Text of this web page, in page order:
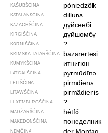
KAŠUBŠĆINA pòniedzôłk
KATALANŠĆINA dilluns
KAZACHŠĆINA дүйсенбі
KIRGIŠĆINA дүйшөмбү
KORNIŠĆINA ?
KRIMSKA TATARŠĆINA bazarertesi
KUMYKŠĆINA итнигюн
LATGALŠĆINA pyrmūdīne
LETIŠĆINA pirmdiena
LITAWŠĆINA pirmãdienis
LUXEMBURGŠĆINA ?
MADŹARŠĆINA hétfő
MAKEDONŠĆINA понеделник
NĚMČINA der Montag